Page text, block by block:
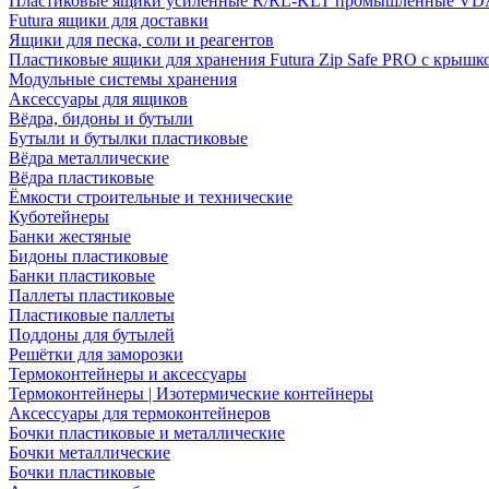
Futura ящики для доставки
Ящики для песка, соли и реагентов
Пластиковые ящики для хранения Futura Zip Safe PRO с
Модульные системы хранения
Аксессуары для ящиков
Вёдра, бидоны и бутыли
Бутыли и бутылки пластиковые
Вёдра металлические
Вёдра пластиковые
Ёмкости строительные и технические
Куботейнеры
Банки жестяные
Бидоны пластиковые
Банки пластиковые
Паллеты пластиковые
Пластиковые паллеты
Поддоны для бутылей
Решётки для заморозки
Термоконтейнеры и аксессуары
Термоконтейнеры | Изотермические контейнеры
Аксессуары для термоконтейнеров
Бочки пластиковые и металлические
Бочки металлические
Бочки пластиковые